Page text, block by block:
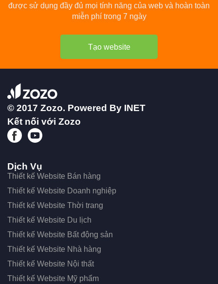
được sử dụng đầy đủ mọi tính năng của web và hoàn toàn
miễn phí trong 7 ngày
Tạo website
© 2017 Zozo. Powered By INET
Kết nối với Zozo
Dịch Vụ
Thiết kế Website Bán hàng
Thiết kế Website Doanh nghiệp
Thiết kế Website Thời trang
Thiết kế Website Du lịch
Thiết kế Website Bất động sản
Thiết kế Website Nhà hàng
Thiết kế Website Nội thất
Thiết kế Website Mỹ phẩm